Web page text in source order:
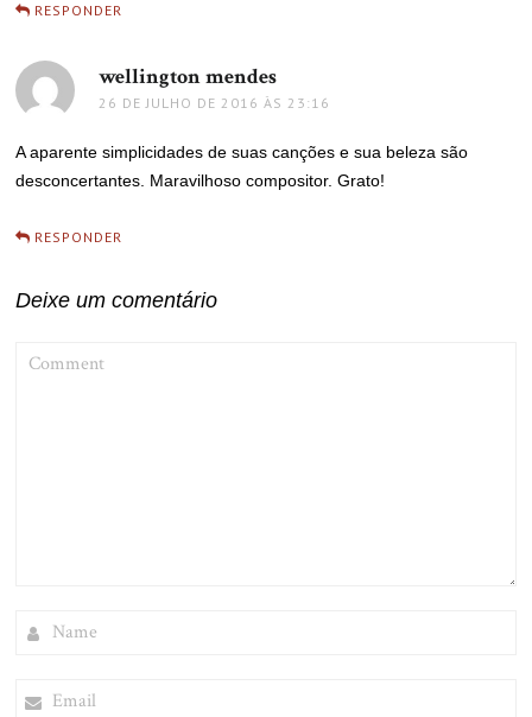
RESPONDER
wellington mendes
26 DE JULHO DE 2016 ÀS 23:16
A aparente simplicidades de suas canções e sua beleza são
desconcertantes. Maravilhoso compositor. Grato!
RESPONDER
Deixe um comentário